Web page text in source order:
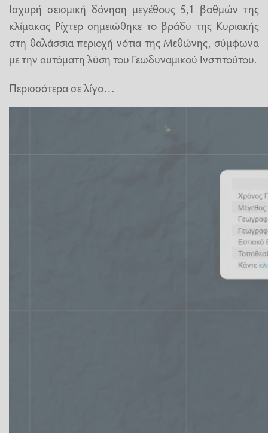
Ισχυρή σεισμική δόνηση μεγέθους 5,1 βαθμών της
κλίμακας Ρίχτερ σημειώθηκε το βράδυ της Κυριακής
στη θαλάσσια περιοχή νότια της Μεθώνης, σύμφωνα
με την αυτόματη λύση του Γεωδυναμικού Ινστιτούτου.
Περισσότερα σε λίγο…